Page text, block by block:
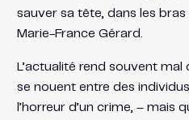
sauver sa tête, dans les bras
Marie-France Gérard.
L’actualité rend souvent
se nouent entre des
l’horreur d’un crime, – mais